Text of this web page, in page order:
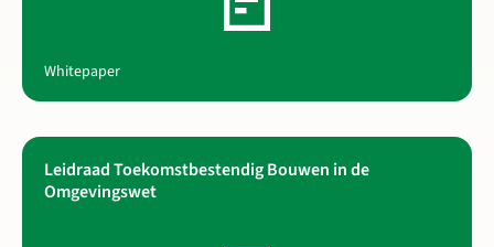
Whitepaper
Leidraad Toekomstbestendig Bouwen in de
Omgevingswet
Lees meer over Leidraad Toekomstbestendig Bouwen in de